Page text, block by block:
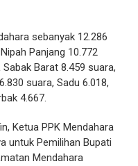
sebanyak 12.286
Panjang 10.772
Barat 8.459 suara,
suara, Sadu 6.018,
4.667.
Ketua PPK Mendahara
untuk Pemilihan Bupati
Mendahara